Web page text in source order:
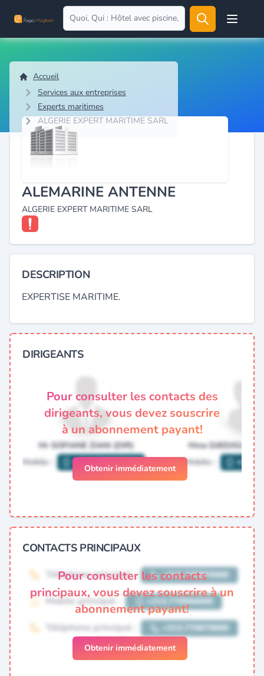
Open
Accueil
Services aux entreprises
Experts maritimes
ALGERIE EXPERT MARITIME SARL
ALEMARINE ANTENNE
ALGERIE EXPERT MARITIME SARL
DESCRIPTION
EXPERTISE MARITIME.
DIRIGEANTS
Pour consulter les contacts des
dirigeants, vous devez souscrire
à un abonnement payant!
Obtenir immédiatement
CONTACTS PRINCIPAUX
Pour consulter les contacts
principaux, vous devez souscrire à un
abonnement payant!
Obtenir immédiatement